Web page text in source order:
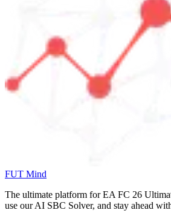
FUT Mind
The ultimate platform for EA FC 26
use our AI SBC Solver, and stay ahead